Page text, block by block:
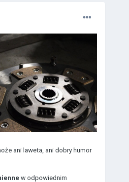
ani laweta, ani dobry humor
w odpowiednim